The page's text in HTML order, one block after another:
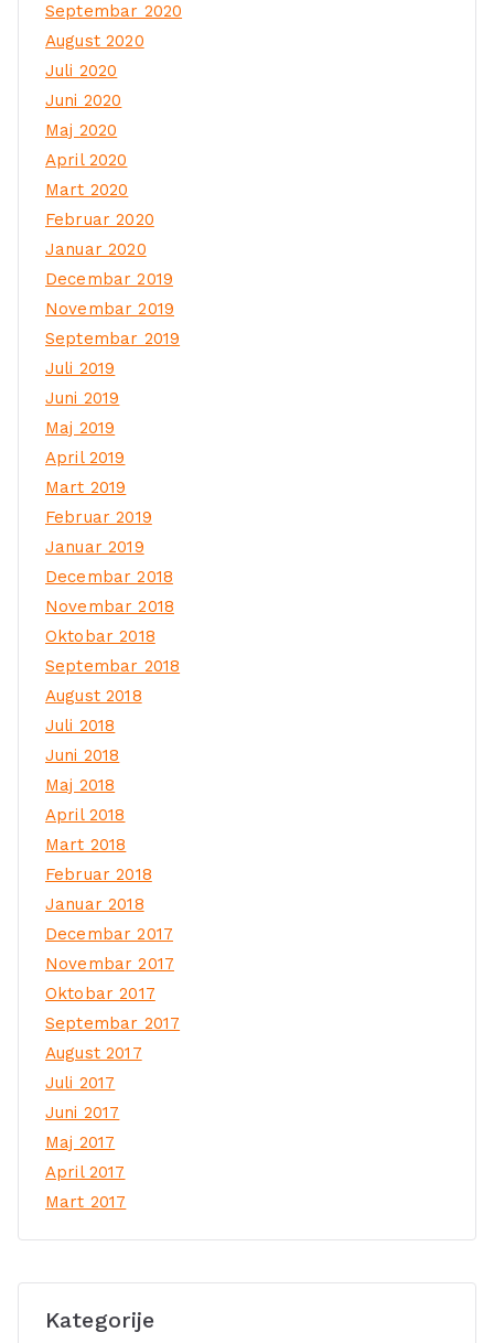
Septembar 2020
August 2020
Juli 2020
Juni 2020
Maj 2020
April 2020
Mart 2020
Februar 2020
Januar 2020
Decembar 2019
Novembar 2019
Septembar 2019
Juli 2019
Juni 2019
Maj 2019
April 2019
Mart 2019
Februar 2019
Januar 2019
Decembar 2018
Novembar 2018
Oktobar 2018
Septembar 2018
August 2018
Juli 2018
Juni 2018
Maj 2018
April 2018
Mart 2018
Februar 2018
Januar 2018
Decembar 2017
Novembar 2017
Oktobar 2017
Septembar 2017
August 2017
Juli 2017
Juni 2017
Maj 2017
April 2017
Mart 2017
Kategorije